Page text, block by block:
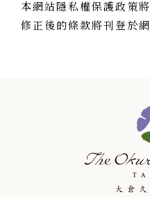
本網站隱私權保護政策
修正後的條款將刊登於網